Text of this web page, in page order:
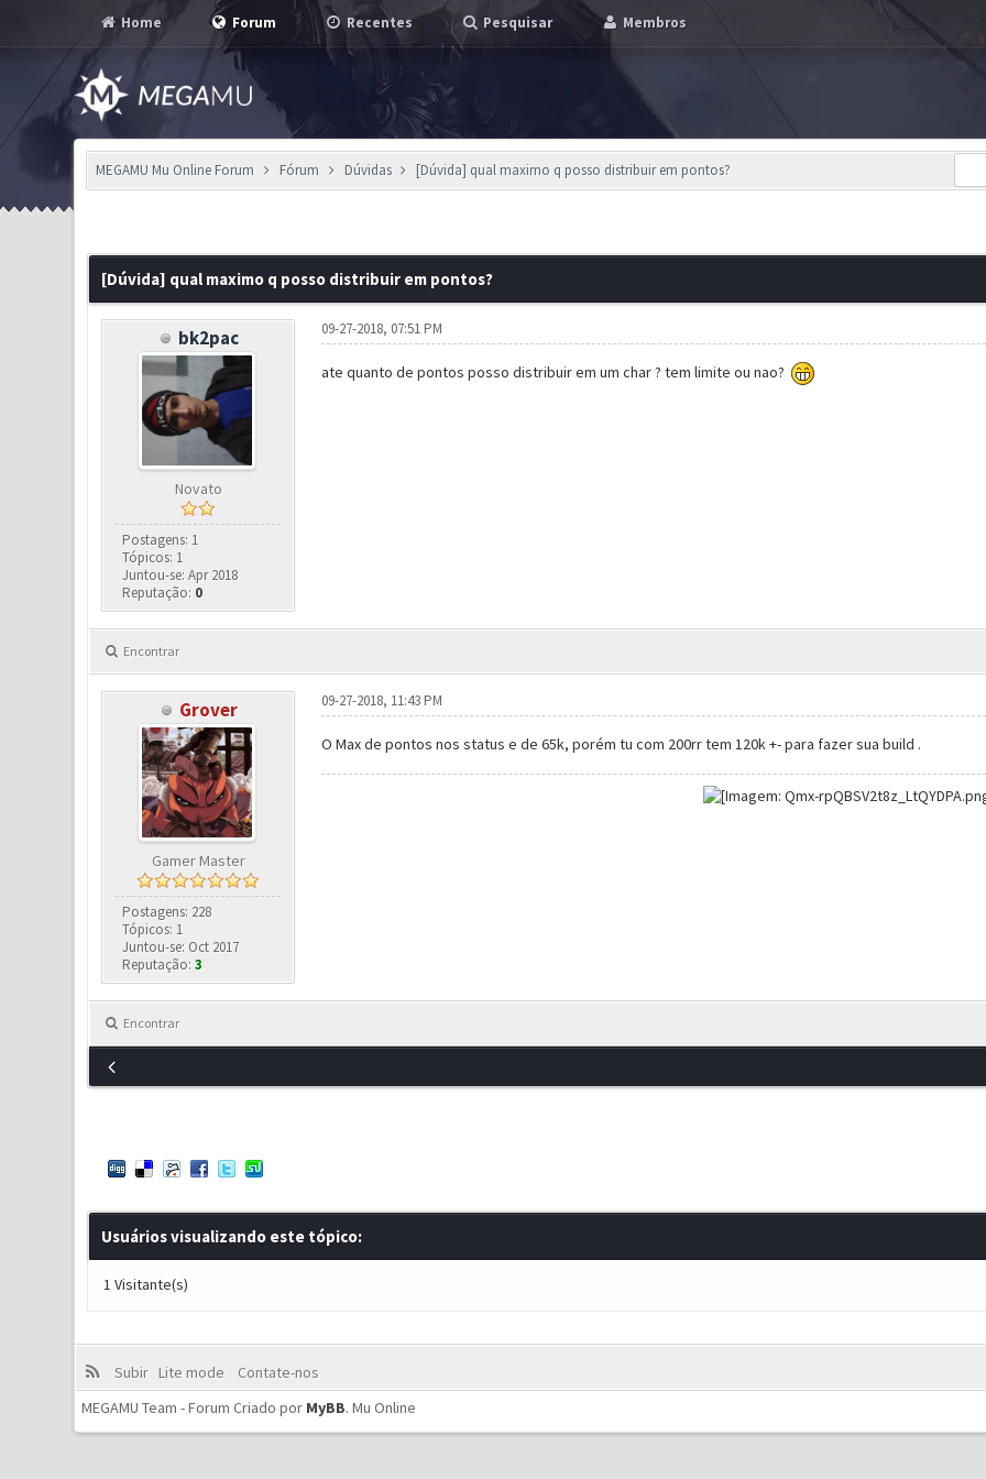
Home Forum Recentes Pesquisar Membros
MEGAMU Mu Online Forum Fórum Dúvidas [Dúvida] qual maximo q posso distribuir em pontos?
[Dúvida] qual maximo q posso distribuir em pontos?
bk2pac
Novato
Postagens: 1
Tópicos: 1
Juntou-se: Apr 2018
Reputação: 0
09-27-2018, 07:51 PM
ate quanto de pontos posso distribuir em um char ? tem limite ou nao?
Encontrar
Grover
Gamer Master
Postagens: 228
Tópicos: 1
Juntou-se: Oct 2017
Reputação:3
09-27-2018, 11:43 PM
O Max de pontos nos status e de 65k, porém tu com 200rr tem 120k +- para fazer sua build .
Encontrar
Usuários visualizando este tópico:
1 Visitante(s)
Subir Lite mode
Contate-nos
MEGAMU Team - Forum Criado por MyBB.Mu Online